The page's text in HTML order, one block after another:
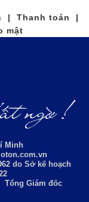
| Thanh toán |
mật
Minh
do Sở kế hoạch
Tổng Giám đốc